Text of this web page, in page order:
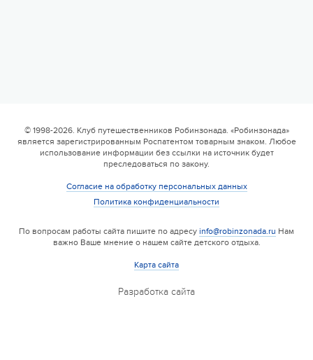
© 1998-2026. Клуб путешественников Робинзонада. «Робинзонада»
является зарегистрированным Роспатентом товарным знаком. Любое
использование информации без ссылки на источник будет
преследоваться по закону.
Согласие на обработку персональных данных
Политика конфиденциальности
По вопросам работы сайта пишите по адресу info@robinzonada.ru Нам
важно Ваше мнение о нашем сайте детского отдыха.
Карта сайта
Разработка сайта